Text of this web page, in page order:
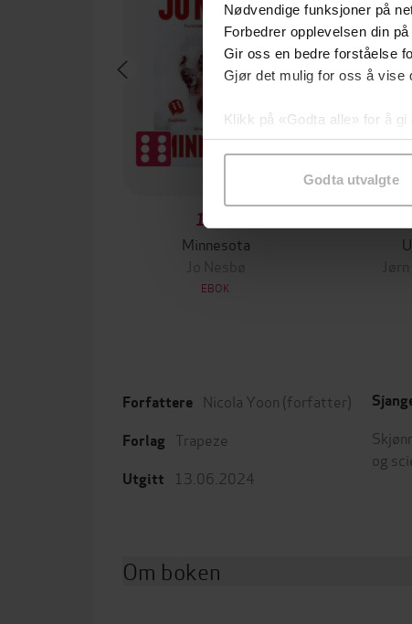
Nødvendige funksjoner på
Forbedrer opplevelsen din
Gir oss en bedre forståelse
Gjør det mulig for oss å vise
Klikk på «Godta alle» for å
samtykke til spesifikke
Godta utvalgte
199,-
Minnesota
Jo Nesbø
EBOK
Forfattere Nicola Yoon (forfatter)
Forlag Trapeze
Utgitt 13.06.2024
og
Om boken